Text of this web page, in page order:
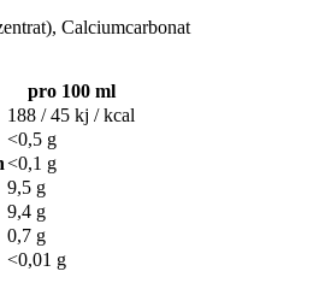
Calciumcarbonat
pro 100 ml
188 / 45 kj / kcal
<0,5 g
<0,1 g
9,5 g
9,4 g
0,7 g
<0,01 g